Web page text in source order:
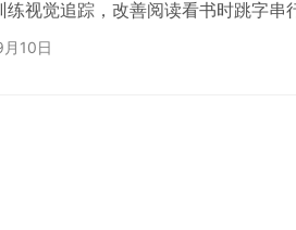
视觉追踪，改善阅读看书时跳字串
10日